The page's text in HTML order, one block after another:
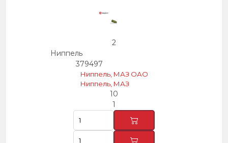
2
Ниппель
379497
Ниппель, МАЗ ОАО
Ниппель, МАЗ
10
1